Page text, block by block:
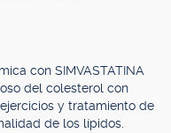
con SIMVASTATINA
del colesterol con
y tratamiento de
de los lípidos.